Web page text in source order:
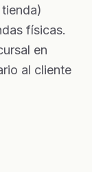
físicas.
en
al cliente